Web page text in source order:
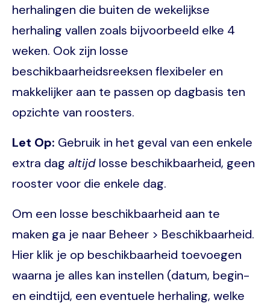
herhalingen die buiten de wekelijkse
herhaling vallen zoals bijvoorbeeld elke 4
weken. Ook zijn losse
beschikbaarheidsreeksen flexibeler en
makkelijker aan te passen op dagbasis ten
opzichte van roosters.
Let Op: Gebruik in het geval van een enkele
extra dag altijd losse beschikbaarheid, geen
rooster voor die enkele dag.
Om een losse beschikbaarheid aan te
maken ga je naar Beheer > Beschikbaarheid.
Hier klik je op beschikbaarheid toevoegen
waarna je alles kan instellen (datum, begin-
en eindtijd, een eventuele herhaling, welke